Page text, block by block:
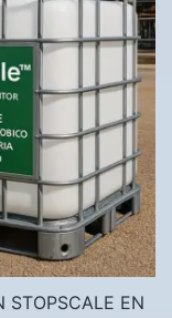
STOPSCALE EN